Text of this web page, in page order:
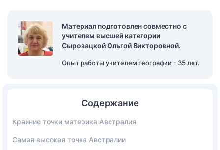
Материал подготовлен совместно с
учителем высшей категории
Сыровацкой Ольгой Викторовной.
Опыт работы учителем географии - 35 лет.
Содержание
Крайние точки материка Австралия
Самая высокая точка Австралии